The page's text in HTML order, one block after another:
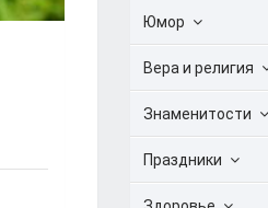
Юмор
Вера и религия
Знаменитости
Праздники